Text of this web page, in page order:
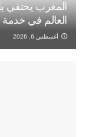
المغرب يحتفي
العالم في خدمة
أغسطس 6, 2026